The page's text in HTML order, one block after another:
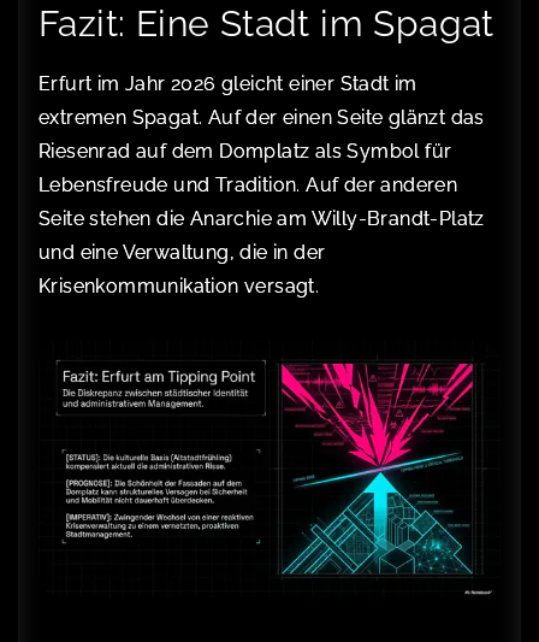
Fazit: Eine Stadt im Spagat
Erfurt im Jahr 2026 gleicht einer Stadt im
extremen Spagat. Auf der einen Seite glänzt das
Riesenrad auf dem Domplatz als Symbol für
Lebensfreude und Tradition. Auf der anderen
Seite stehen die Anarchie am Willy-Brandt-Platz
und eine Verwaltung, die in der
Krisenkommunikation versagt.